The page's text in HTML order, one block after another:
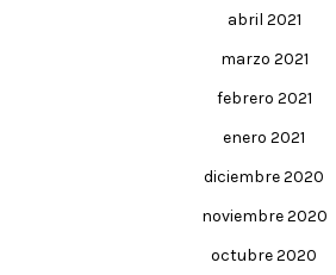
abril 2021
marzo 2021
febrero 2021
enero 2021
diciembre 2020
noviembre 2020
octubre 2020